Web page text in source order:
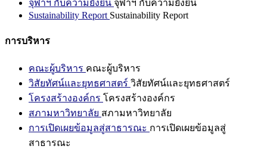
จุฬาฯ กับความยั่งยืน จุฬาฯ กับความยั่งยืน
Sustainability Report Sustainability Report
การบริหาร
คณะผู้บริหาร คณะผู้บริหาร
วิสัยทัศน์และยุทธศาสตร์ วิสัยทัศน์และยุทธศาสตร์
โครงสร้างองค์กร โครงสร้างองค์กร
สภามหาวิทยาลัย สภามหาวิทยาลัย
การเปิดเผยข้อมูลสู่สาธารณะ การเปิดเผยข้อมูลสู่
สาธารณะ